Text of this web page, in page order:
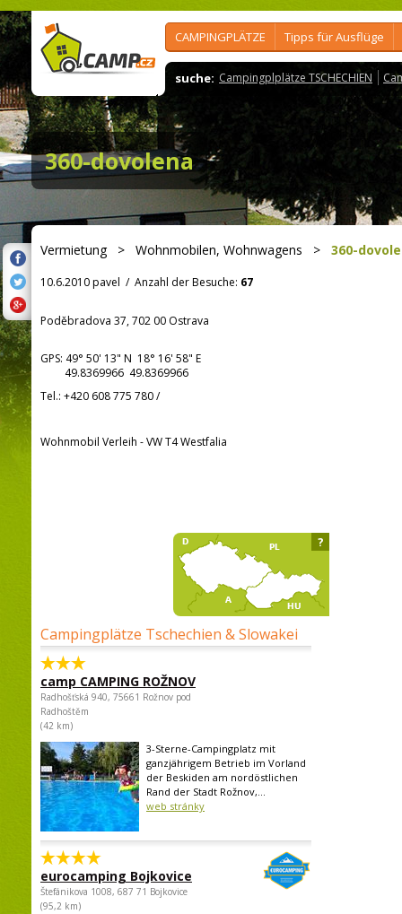
CAMPINGPLÄTZE Tipps für Ausflüge
suche: Campingplplätze TSCHECHIEN
360-dovolena
Vermietung> Wohnmobilen, Wohnwagens > 360-
10.6.2010 pavel / Anzahl der Besuche: 67
Poděbradova 37, 702 00 Ostrava
GPS: 49° 50' 13" N 18° 16' 58" E
49.8369966 49.8369966
Tel.: +420 608 775 780/
Wohnmobil Verleih - VW T4 Westfalia
Campingplätze Tschechien & Slowakei
camp CAMPING ROŽNOV
Radhošťská 940, 75661 Rožnov pod
Radhoštěm
(42 km)
3-Sterne-Campingplatz mit
ganzjährigem Betrieb im Vorland
der Beskiden am nordöstlichen
Rand der Stadt Rožnov,...
web stránky
eurocamping Bojkovice
Štefánikova 1008, 687 71 Bojkovice
(95,2 km)
?